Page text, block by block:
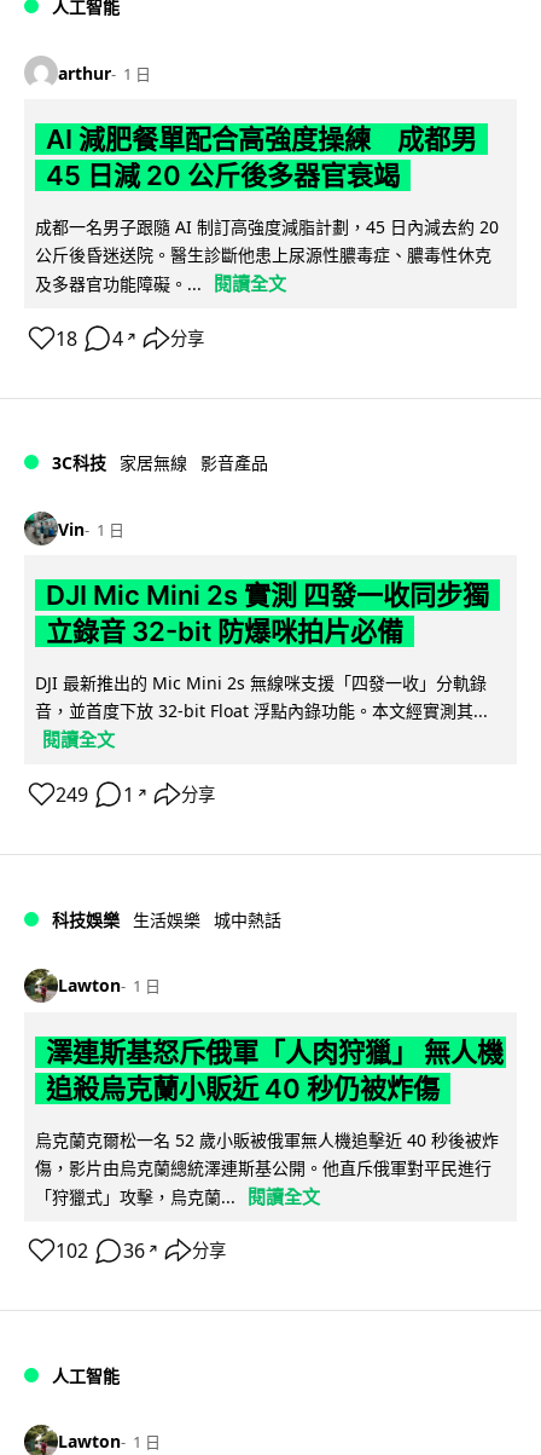
人工智能
arthur 1 日
AI 減肥餐單配合高強度操練 成都男
45 日減 20 公斤後多器官衰竭
成都一名男子跟隨 AI 制訂高強度減脂計劃，45 日內減去約 20
公斤後昏迷送院。醫生診斷他患上尿源性膿毒症、膿毒性休克
及多器官功能障礙。...
閱讀全文
18 4 ↗ 分享
3C科技 家居無線 影音產品
Vin 1 日
DJI Mic Mini 2s 實測 四發一收同步獨
立錄音 32-bit 防爆咪拍片必備
DJI 最新推出的 Mic Mini 2s 無線咪支援「四發一收」分軌錄
音，並首度下放 32-bit Float 浮點內錄功能。本文經實測其...
閱讀全文
249 1 ↗ 分享
科技娛樂 生活娛樂 城中熱話
Lawton 1 日
澤連斯基怒斥俄軍「人肉狩獵」 無人機
追殺烏克蘭小販近 40 秒仍被炸傷
烏克蘭克爾松一名 52 歲小販被俄軍無人機追擊近 40 秒後被炸
傷，影片由烏克蘭總統澤連斯基公開。他直斥俄軍對平民進行
「狩獵式」攻擊，烏克蘭...
閱讀全文
102 36 ↗ 分享
人工智能
Lawton 1 日